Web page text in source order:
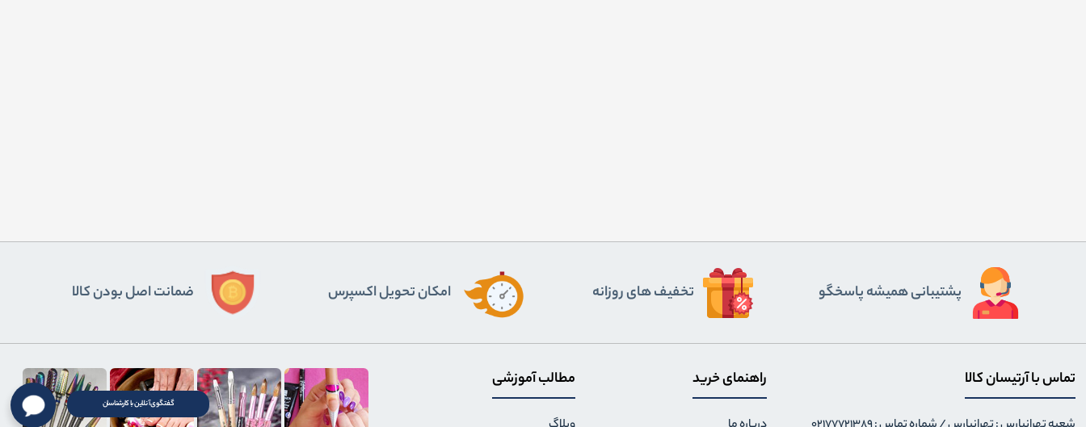
گفتگوی آنلاین با کارشناسان
پشتیبانی همیشه پاسخگو تخفیف های روزانه اﻣﮑﺎن ﺗﺤﻮﯾﻞ اﮐﺴﭙﺮس ضمانت اصل بودن کالا
تماس با آرتیسان کالا راهنمای خرید مطالب آموزشی